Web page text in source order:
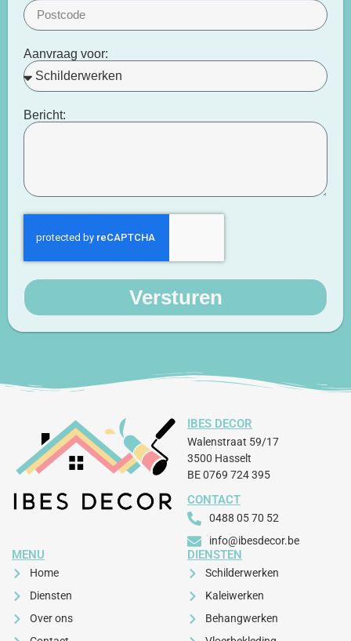
Aanvraag voor:
Bericht:
Versturen
IBES DECOR
Walenstraat 59/17
3500 Hasselt
BE 0769 724 395
CONTACT
0488 05 70 52​
info@ibesdecor.be
MENU
Home
Diensten
Over ons
DIENSTEN
Schilderwerken
Kaleiwerken
Behangwerken